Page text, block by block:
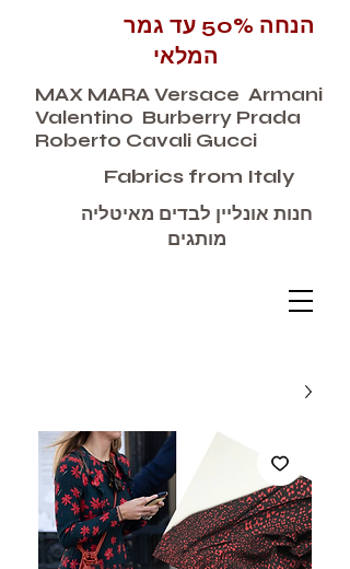
MAX MARA Versace Armani
Valentino Burberry Prada
Roberto Cavali Gucci
חנות אונליין לבדים מאיטליה
מותגים
Fabrics from Italy